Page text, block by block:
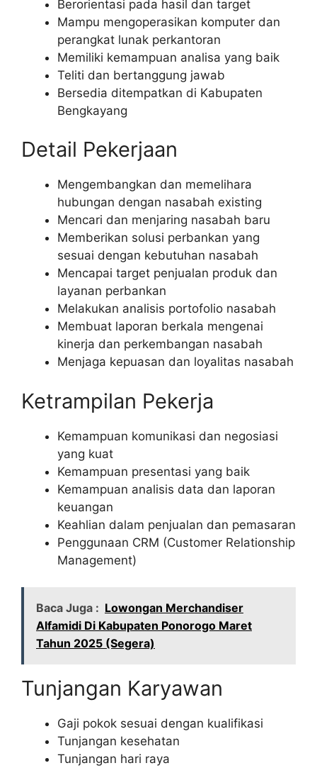
Berorientasi pada hasil dan target
Mampu mengoperasikan komputer dan
perangkat lunak perkantoran
Memiliki kemampuan analisa yang baik
Teliti dan bertanggung jawab
Bersedia ditempatkan di Kabupaten
Bengkayang
Detail Pekerjaan
Mengembangkan dan memelihara
hubungan dengan nasabah existing
Mencari dan menjaring nasabah baru
Memberikan solusi perbankan yang
sesuai dengan kebutuhan nasabah
Mencapai target penjualan produk dan
layanan perbankan
Melakukan analisis portofolio nasabah
Membuat laporan berkala mengenai
kinerja dan perkembangan nasabah
Menjaga kepuasan dan loyalitas nasabah
Ketrampilan Pekerja
Kemampuan komunikasi dan negosiasi
yang kuat
Kemampuan presentasi yang baik
Kemampuan analisis data dan laporan
keuangan
Keahlian dalam penjualan dan pemasaran
Penggunaan CRM (Customer Relationship
Management)
Baca Juga : Lowongan Merchandiser
Alfamidi Di Kabupaten Ponorogo Maret
Tahun 2025 (Segera)
Tunjangan Karyawan
Gaji pokok sesuai dengan kualifikasi
Tunjangan kesehatan
Tunjangan hari raya